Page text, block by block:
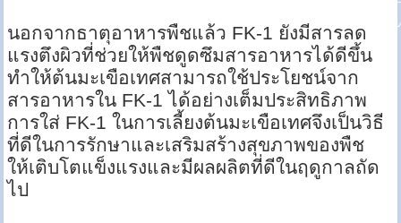
นอกจากธาตุอาหารพืชแล้ว FK-1 ยังมีสารลด
แรงตึงผิวที่ช่วยให้พืชดูดซึมสารอาหารได้ดีขึ้น
ทำให้ต้นมะเขือเทศสามารถใช้ประโยชน์จาก
สารอาหารใน FK-1 ได้อย่างเต็มประสิทธิภาพ
การใส่ FK-1 ในการเลี้ยงต้นมะเขือเทศจึงเป็นวิธี
ที่ดีในการรักษาและเสริมสร้างสุขภาพของพืช
ให้เติบโตแข็งแรงและมีผลผลิตที่ดีในฤดูกาลถัด
ไป